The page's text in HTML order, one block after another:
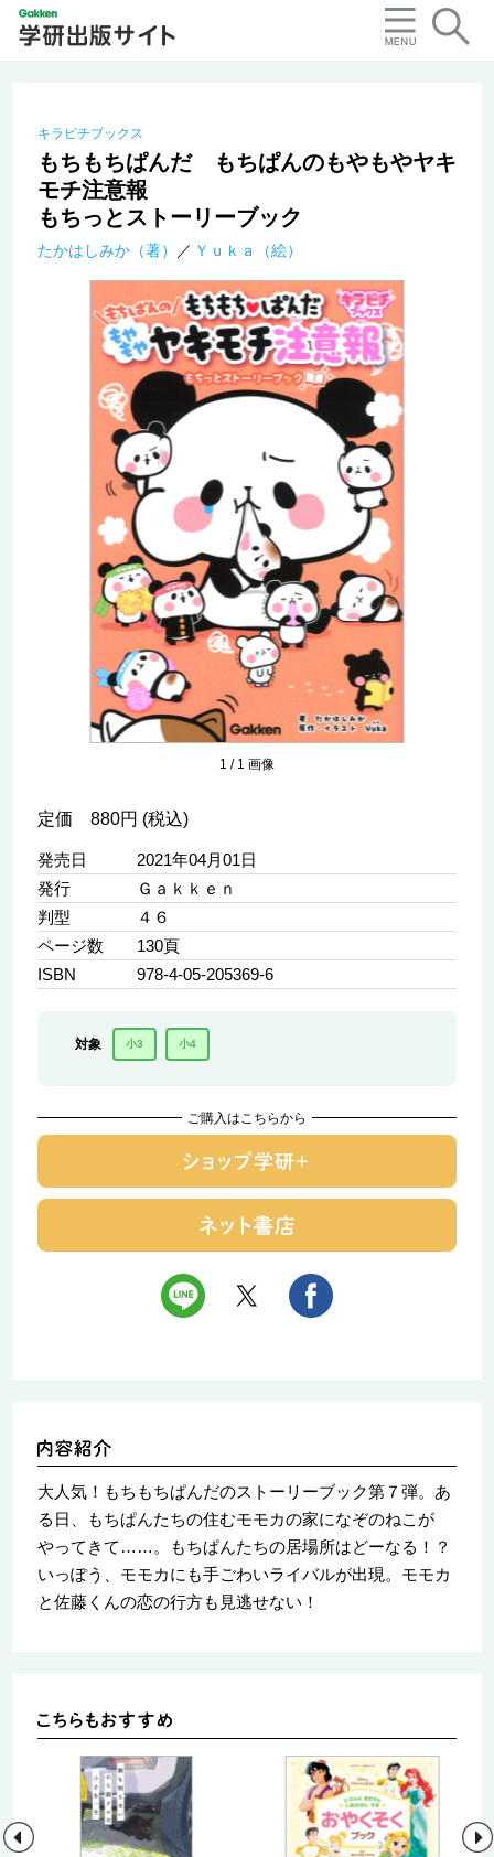
キラピチブックス
もちもちぱんだ もちぱんのもやもやヤキ
モチ注意報
もちっとストーリーブック
たかはしみか（著） Ｙｕｋａ（絵）
1 / 1 画像
定価 880円 (税込)
発売日
2021年04月01日
発行
Ｇａｋｋｅｎ
判型
４６
ページ数
130頁
ISBN
978-4-05-205369-6
対象 小3 小4
ご購入はこちらから
大人気！もちもちぱんだのストーリーブック第７弾。あ
る日、もちぱんたちの住むモモカの家になぞのねこが
やってきて……。もちぱんたちの居場所はどーなる！？
いっぽう、モモカにも手ごわいライバルが出現。モモカ
と佐藤くんの恋の行方も見逃せない！